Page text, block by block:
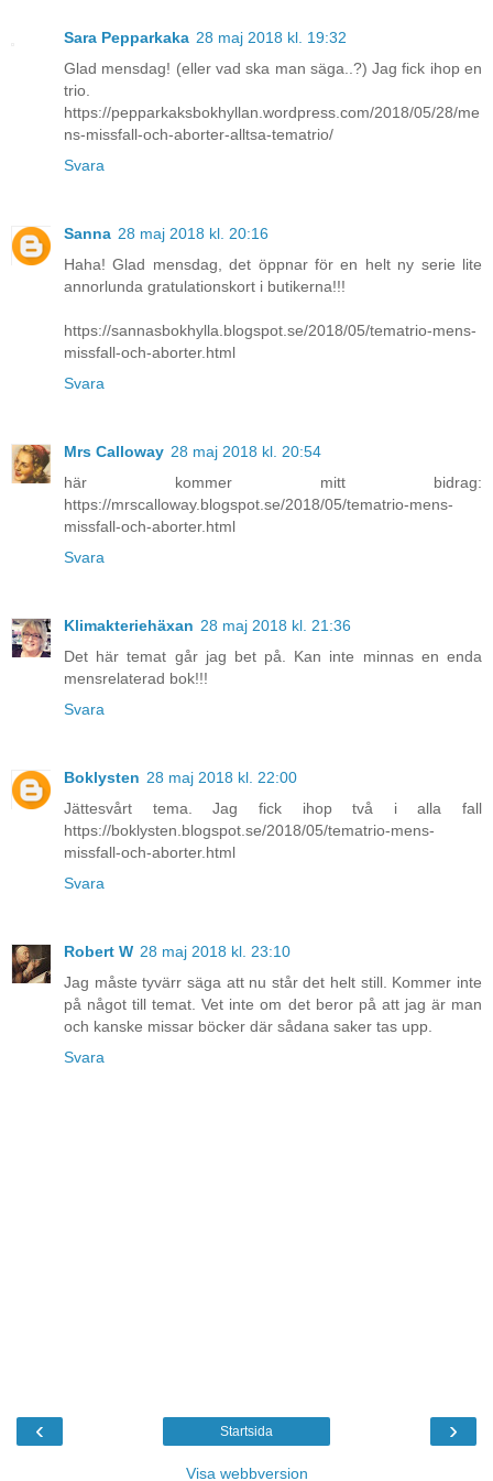
Sara Pepparkaka 28 maj 2018 kl. 19:32
Glad mensdag! (eller vad ska man säga..?) Jag fick ihop en
trio.
https://pepparkaksbokhyllan.wordpress.com/2018/05/28/me
ns-missfall-och-aborter-alltsa-tematrio/
Svara
Sanna 28 maj 2018 kl. 20:16
Haha! Glad mensdag, det öppnar för en helt ny serie lite
annorlunda gratulationskort i butikerna!!!
https://sannasbokhylla.blogspot.se/2018/05/tematrio-mens-
missfall-och-aborter.html
Svara
Mrs Calloway 28 maj 2018 kl. 20:54
här kommer mitt bidrag:
https://mrscalloway.blogspot.se/2018/05/tematrio-mens-
missfall-och-aborter.html
Svara
Klimakteriehäxan 28 maj 2018 kl. 21:36
Det här temat går jag bet på. Kan inte minnas en enda
mensrelaterad bok!!!
Svara
Boklysten 28 maj 2018 kl. 22:00
Jättesvårt tema. Jag fick ihop två i alla fall
https://boklysten.blogspot.se/2018/05/tematrio-mens-
missfall-och-aborter.html
Svara
Robert W 28 maj 2018 kl. 23:10
Jag måste tyvärr säga att nu står det helt still. Kommer inte
på något till temat. Vet inte om det beror på att jag är man
och kanske missar böcker där sådana saker tas upp.
Svara
‹ ›
Startsida
Visa webbversion